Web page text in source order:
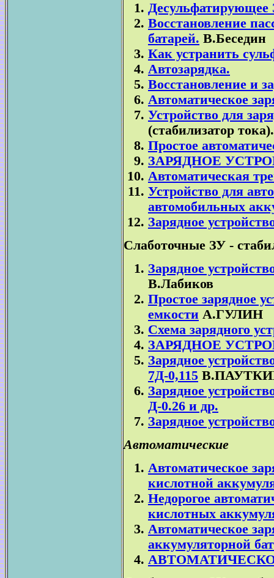
Десульфатирующее
Восстановление
батарей. В.Беседин
Как устранить
Автозарядка.
Восстановление и
Автоматическое
Устройство для
(стабилизатор тока).
Простое
ЗАРЯДНОЕ
Автоматическая
Устройство для
автомобильных
Зарядное
Слаботочные ЗУ -
Зарядное
В.Лабиков
Простое зарядное
емкости А.ГУЛИН
Схема зарядного
ЗАРЯДНОЕ
Зарядное
7Д-0,115
Зарядное
Д-0.26 и др.
Зарядное
Автоматические
Автоматическое
кислотной
Недорогое
кислотных
Автоматическое
аккумуляторной